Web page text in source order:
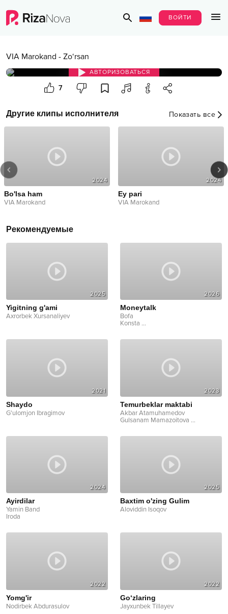
ВОЙТИ
VIA Marokand - Zo‘rsan
АВТОРИЗОВАТЬСЯ
7
Другие клипы исполнителя Показать все
2024
Bo'lsa ham
VIA Marokand
2024
Ey pari
VIA Marokand
Рекомендуемые
2025
Yigitning g'ami
Axrorbek Xursanaliyev
2026
Moneytalk
Bofa
Konsta ...
2021
Shaydo
G'ulomjon Ibragimov
2023
Temurbeklar maktabi
Akbar Atamuhamedov
Gulsanam Mamazoitova ...
2024
Ayirdilar
Yamin Band
Iroda
2025
Baxtim o'zing Gulim
Aloviddin Isoqov
2022
Yomg'ir
Nodirbek Abdurasulov
2022
Go‘zlaring
Jayxunbek Tillayev